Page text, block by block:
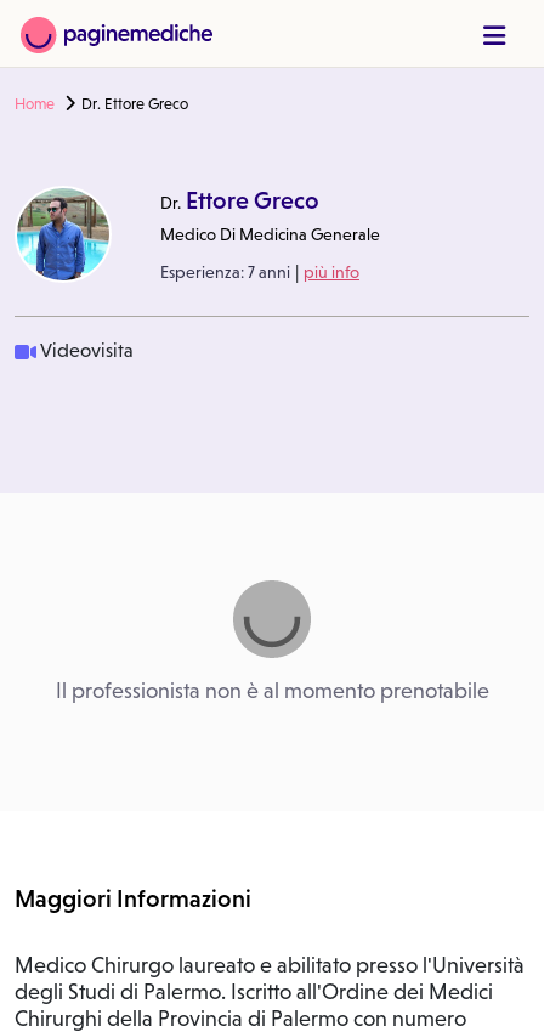
Home Dr. Ettore Greco
Dr. Ettore Greco
Medico Di Medicina Generale
Esperienza:7 anni | più info
Videovisita
Il professionista non è al momento prenotabile
Maggiori Informazioni
Medico Chirurgo laureato e abilitato presso l'Università
degli Studi di Palermo. Iscritto all'Ordine dei Medici
Chirurghi della Provincia di Palermo con numero